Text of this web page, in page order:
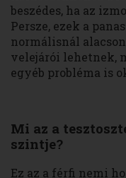
beszédes, ha az
Persze, ezek a
normálisnál
velejárói lehetnek,
egyéb probléma is
Mi az a
szintje?
Ez az a férfi nemi